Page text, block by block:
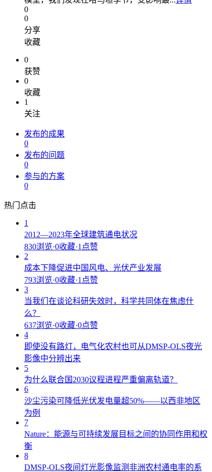
0
0
分享
收藏
0
获赞
0
收藏
1
关注
发布的成果
0
发布的问题
0
参与的方案
0
热门点击
1
2012—2023年全球建筑通电状况
830浏览·0收藏·1点赞
2
成本下降促进中国风电、光伏产业发展
793浏览·0收藏·1点赞
3
当我们在谈论科研失效时，科学共同体在焦虑什
么？
637浏览·0收藏·0点赞
4
即使没有路灯，电气化农村也可从DMSP-OLS夜光
影像中分辨出来
5
为什么联合国2030议程进程严重偏离轨道？
6
沙尘污染可降低光伏发电量超50%——以西非地区
为例
7
Nature：能源与可持续发展目标之间的协同作用和权
衡
8
DMSP-OLS夜间灯光影像监测非洲农村通电率的系